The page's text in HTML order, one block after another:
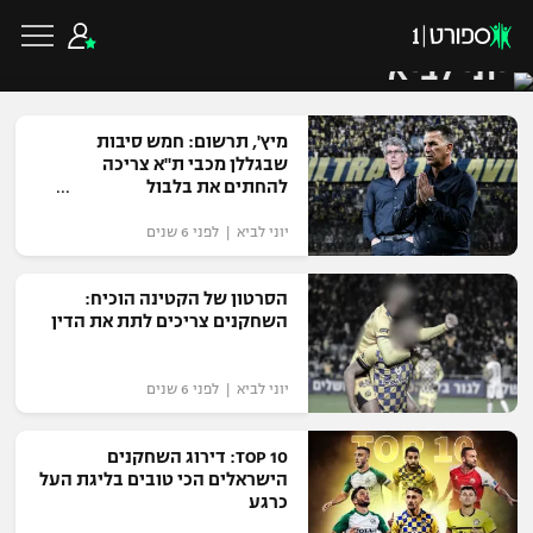
כדורגל ישראלי
ליגת העל
ליגה לאומית
גביע הטוטו
ליגיונרים
גביע המדינה
כדורגל עולמי
ליגת האלופות
ליגה אירופית
ליגה אנגלית
כדורסל ישראלי
ליגת ווינר סל
ליגה לאומית
כדורסל עולמי
NBA
יוני לביא
מיץ', תרשום: חמש סיבות
שבגללן מכבי ת"א צריכה
להחתים את בלבול
יוני לביא | לפני 6 שנים
הסרטון של הקטינה הוכיח:
השחקנים צריכים לתת את הדין
יוני לביא | לפני 6 שנים
TOP 10: דירוג השחקנים
הישראלים הכי טובים בליגת העל
כרגע